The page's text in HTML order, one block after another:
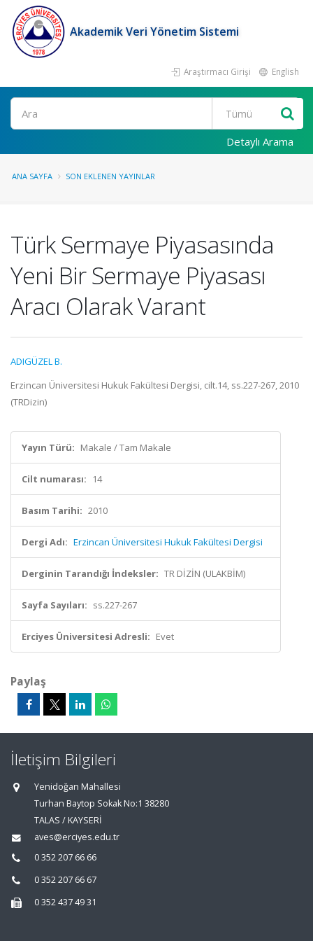
Akademik Veri Yönetim Sistemi
Araştırmacı Girişi English
Ara
Detaylı Arama
ANA SAYFA SON EKLENEN YAYINLAR
Türk Sermaye Piyasasında
Yeni Bir Sermaye Piyasası
Aracı Olarak Varant
ADIGÜZEL B.
Erzincan Üniversitesi Hukuk Fakültesi Dergisi, cilt.14, ss.227-267, 2010
(TRDizin)
Yayın Türü: Makale / Tam Makale
Cilt numarası: 14
Basım Tarihi: 2010
Dergi Adı: Erzincan Üniversitesi Hukuk Fakültesi Dergisi
Derginin Tarandığı İndeksler: TR DİZİN (ULAKBİM)
Sayfa Sayıları: ss.227-267
Erciyes Üniversitesi Adresli: Evet
Paylaş
İletişim Bilgileri
Yenidoğan Mahallesi
Turhan Baytop Sokak No:1 38280
TALAS / KAYSERİ
aves@erciyes.edu.tr
0 352 207 66 66
0 352 207 66 67
0 352 437 49 31